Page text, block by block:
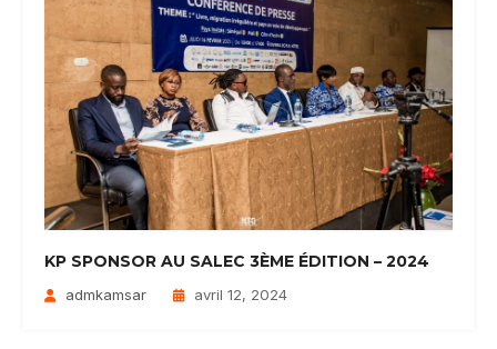
KP SPONSOR AU SALEC 3ÈME ÉDITION – 2024
admkamsar avril 12, 2024